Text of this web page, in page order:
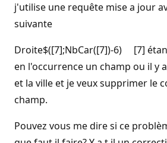
j'utilise une requête mise a jour
suivante
Droite$([7];NbCar([7])-6) [7]
en l'occurrence un champ ou il y
et la ville et je veux supprimer le
champ.
Pouvez vous me dire si ce